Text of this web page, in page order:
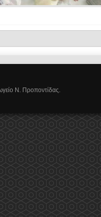
Ν. Προποντίδας.